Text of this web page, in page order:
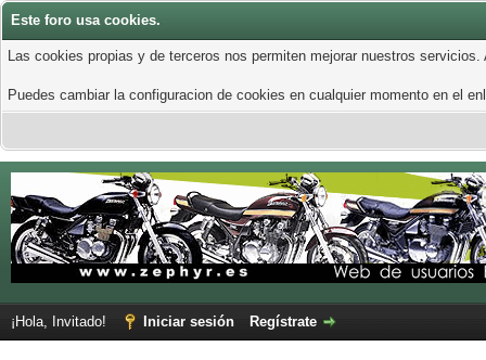
Este foro usa cookies.
Las cookies propias y de terceros nos permiten mejorar nuestros
Puedes cambiar la configuracion de cookies en cualquier momento en el
¡Hola, Invitado! Iniciar sesión Regístrate